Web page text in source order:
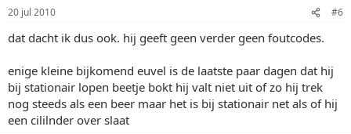
20 jul 2010 #6
dat dacht ik dus ook. hij geeft geen verder geen foutcodes.
enige kleine bijkomend euvel is de laatste paar dagen dat hij
bij stationair lopen beetje bokt hij valt niet uit of zo hij trek
nog steeds als een beer maar het is bij stationair net als of hij
een cililnder over slaat